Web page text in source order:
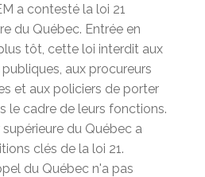
a contesté la loi 21
du Québec. Entrée en
tôt, cette loi interdit aux
aux procureurs
et aux policiers de porter
le cadre de leurs fonctions.
du Québec a
clés de la loi 21.
du Québec n'a pas